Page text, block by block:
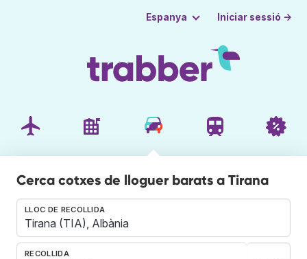
Espanya Iniciar sessió →
Cerca cotxes de lloguer barats a Tirana
LLOC DE RECOLLIDA
RECOLLIDA